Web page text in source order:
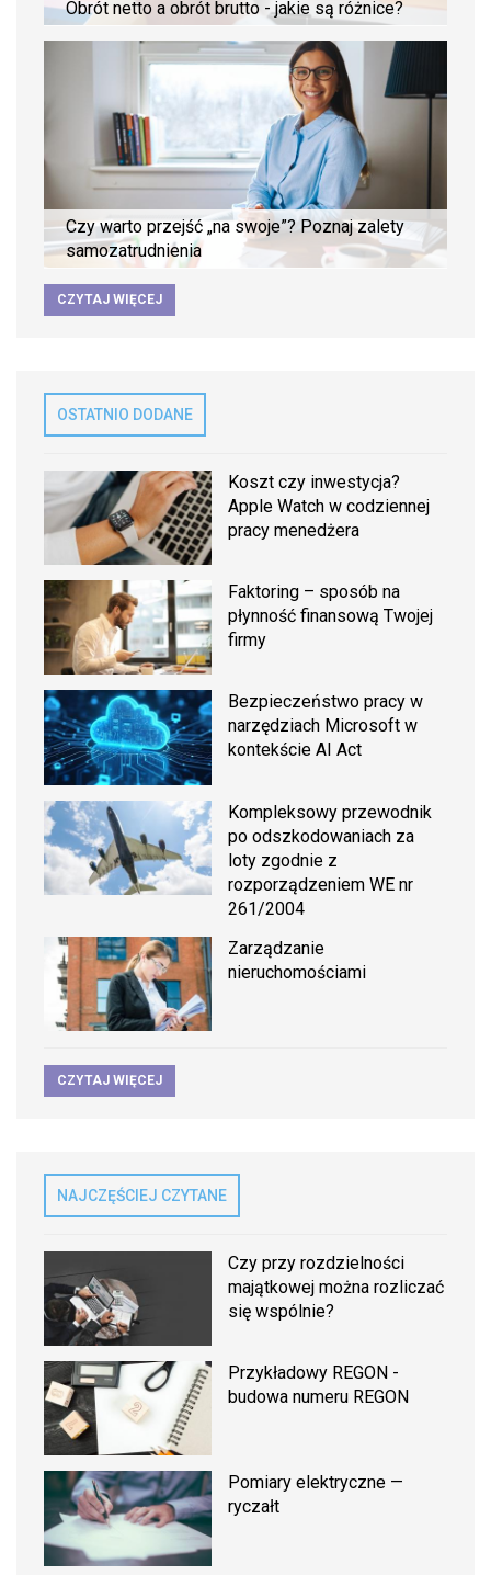
Obrót netto a obrót brutto - jakie są różnice?
Czy warto przejść „na swoje”? Poznaj zalety
samozatrudnienia
CZYTAJ WIĘCEJ
OSTATNIO DODANE
Koszt czy inwestycja?
Apple Watch w codziennej
pracy menedżera
Faktoring – sposób na
płynność finansową Twojej
firmy
Bezpieczeństwo pracy w
narzędziach Microsoft w
kontekście AI Act
Kompleksowy przewodnik
po odszkodowaniach za
loty zgodnie z
rozporządzeniem WE nr
261/2004
Zarządzanie
nieruchomościami
CZYTAJ WIĘCEJ
NAJCZĘŚCIEJ CZYTANE
Czy przy rozdzielności
majątkowej można rozliczać
się wspólnie?
Przykładowy REGON -
budowa numeru REGON
Pomiary elektryczne —
ryczałt